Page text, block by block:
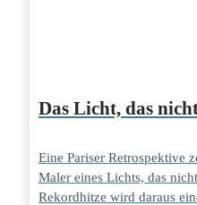
Das Licht, das
Eine Pariser Retrospektive
Maler eines Lichts, das
Rekordhitze wird daraus